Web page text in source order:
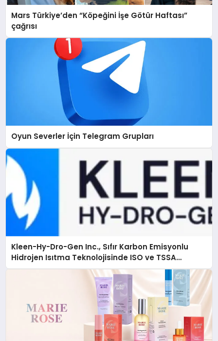
Mars Türkiye’den “Köpeğini İşe Götür Haftası”
çağrısı
Oyun Severler İçin Telegram Grupları
Kleen-Hy-Dro-Gen Inc., Sıfır Karbon Emisyonlu
Hidrojen Isıtma Teknolojisinde ISO ve TSSA
Düzenleyici Onaylarını Aldı